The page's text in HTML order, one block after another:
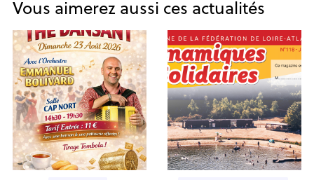
Vous aimerez aussi ces actualités